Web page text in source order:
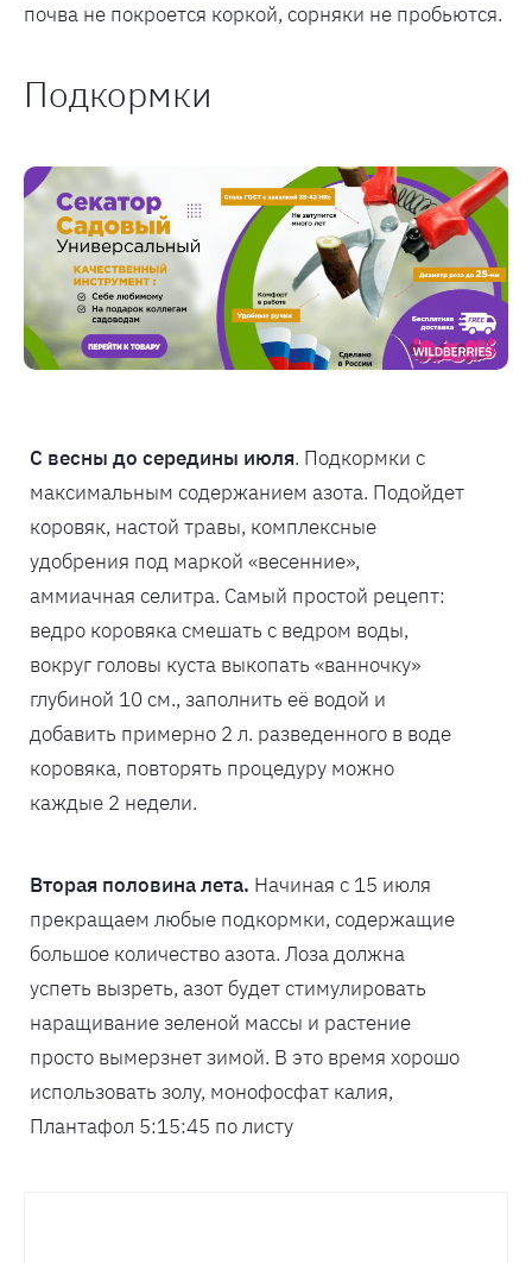
почва не покроется коркой, сорняки не пробьются.
Подкормки
С весны до середины июля. Подкормки с
максимальным содержанием азота. Подойдет
коровяк, настой травы, комплексные
удобрения под маркой «весенние»,
аммиачная селитра. Самый простой рецепт:
ведро коровяка смешать с ведром воды,
вокруг головы куста выкопать «ванночку»
глубиной 10 см., заполнить её водой и
добавить примерно 2 л. разведенного в воде
коровяка, повторять процедуру можно
каждые 2 недели.
Вторая половина лета. Начиная с 15 июля
прекращаем любые подкормки, содержащие
большое количество азота. Лоза должна
успеть вызреть, азот будет стимулировать
наращивание зеленой массы и растение
просто вымерзнет зимой. В это время хорошо
использовать золу, монофосфат калия,
Плантафол 5:15:45 по листу